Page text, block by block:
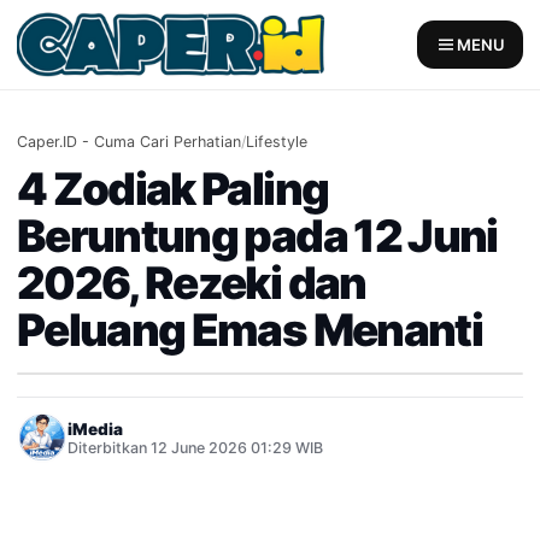
Skip
to
content
MENU
Caper.ID - Cuma Cari Perhatian/Lifestyle
4 Zodiak Paling
Beruntung pada 12 Juni
2026, Rezeki dan
Peluang Emas Menanti
iMedia
Diterbitkan 12 June 2026 01:29 WIB